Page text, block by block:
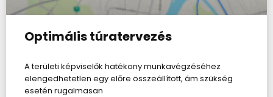
Optimális túratervezés
A területi képviselők hatékony munkavégzéséhez
elengedhetetlen egy előre összeállított, ám szükség
esetén rugalmasan